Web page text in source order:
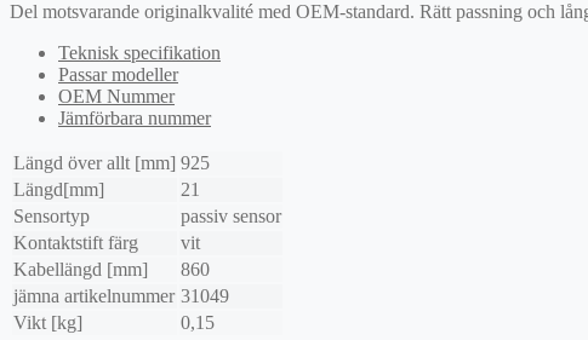
Del motsvarande originalkvalité med OEM-standard. Rätt passning och
Teknisk specifikation
Passar modeller
OEM Nummer
Jämförbara nummer
Längd över allt [mm] 925
Längd[mm]
21
Sensortyp
passiv sensor
Kontaktstift färg
vit
Kabellängd [mm]
860
jämna artikelnummer 31049
Vikt [kg]
0,15